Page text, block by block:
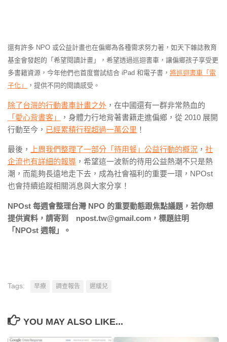
還有許多 NPO 或公益計畫也在偏鄉為各種需求努力著，如天下雜誌教育
基金會發起的「希望閱讀計畫」，希望透過巡迴書車，讓偏鄉孩子享受更
多書籍資源，今年他們也首度嘗試結合 iPad 和電子書， 將巡迴書車「電
子化」
，提供不同的閱讀感受。
除了台灣的行動書車計畫之外 ，在中國還有一群非常熱血的
「愛心背書客」
，身體力行地背著書籍走進偏鄉，從 2010 展開
行動至今， 已經累積行程超過一萬公里 ！
最後， 上周我們整理了一部分「待用餐」公益行動的概況 ， 社
企流也有詳細的報導 ，希望這一波新的待用公益熱潮不只是熱
潮，而能夠長遠地走下去，成為社會福利的重要一環，NPOst
也會持續追蹤相關消息與大家分享！
NPOst 每週會整理台灣 NPO 的重要動態跟焦點議題，若你想
提供資料，請寄到 npost.tw@gmail.com，標題註明
「NPOst 週報」。
Tags: 早療 調查報告 遲緩兒
YOU MAY ALSO LIKE...